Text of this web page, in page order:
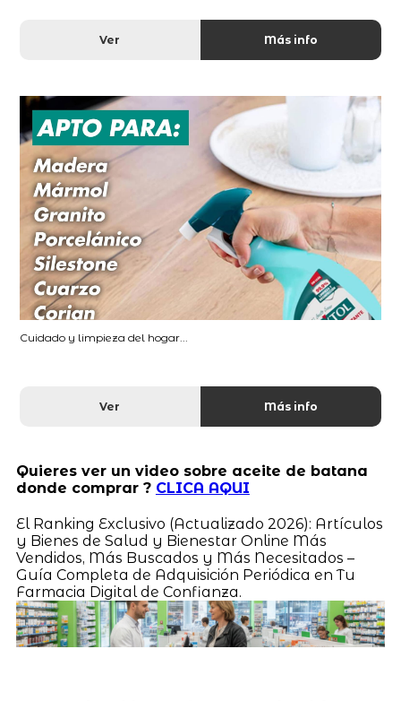
Ver Más info
Cuidado y limpieza del hogar...
Ver Más info
Quieres ver un video sobre aceite de batana
donde comprar ? CLICA AQUI
El Ranking Exclusivo (Actualizado 2026): Artículos
y Bienes de Salud y Bienestar Online Más
Vendidos, Más Buscados y Más Necesitados –
Guía Completa de Adquisición Periódica en Tu
Farmacia Digital de Confianza.